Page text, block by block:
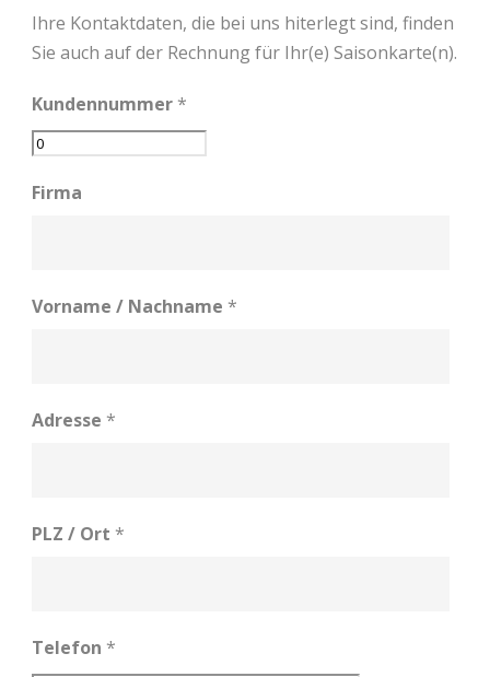
Ihre Kontaktdaten, die bei uns hiterlegt sind, finden
Sie auch auf der Rechnung für Ihr(e) Saisonkarte(n).
Kundennummer *
Firma
Vorname / Nachname *
Adresse *
PLZ / Ort *
Telefon *